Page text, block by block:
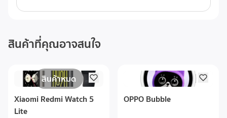
สินค้าที่คุณอาจสนใจ
สินค้าหมด
Xiaomi Redmi Watch 5
Lite
OPPO Bubble